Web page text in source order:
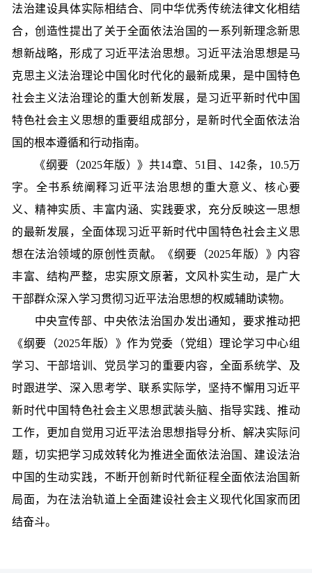
法治建设具体实际相结合、同中华优秀传统法律文化相结
合，创造性提出了关于全面依法治国的一系列新理念新思
想新战略，形成了习近平法治思想。习近平法治思想是马
克思主义法治理论中国化时代化的最新成果，是中国特色
社会主义法治理论的重大创新发展，是习近平新时代中国
特色社会主义思想的重要组成部分，是新时代全面依法治
国的根本遵循和行动指南。
《纲要（2025年版）》共14章、51目、142条，10.5万
字。全书系统阐释习近平法治思想的重大意义、核心要
义、精神实质、丰富内涵、实践要求，充分反映这一思想
的最新发展，全面体现习近平新时代中国特色社会主义思
想在法治领域的原创性贡献。《纲要（2025年版）》内容
丰富、结构严整，忠实原文原著，文风朴实生动，是广大
干部群众深入学习贯彻习近平法治思想的权威辅助读物。
中央宣传部、中央依法治国办发出通知，要求推动把
《纲要（2025年版）》作为党委（党组）理论学习中心组
学习、干部培训、党员学习的重要内容，全面系统学、及
时跟进学、深入思考学、联系实际学，坚持不懈用习近平
新时代中国特色社会主义思想武装头脑、指导实践、推动
工作，更加自觉用习近平法治思想指导分析、解决实际问
题，切实把学习成效转化为推进全面依法治国、建设法治
中国的生动实践，不断开创新时代新征程全面依法治国新
局面，为在法治轨道上全面建设社会主义现代化国家而团
结奋斗。